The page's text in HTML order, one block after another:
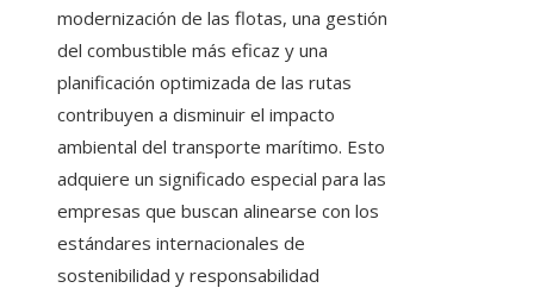
modernización de las flotas, una gestión
del combustible más eficaz y una
planificación optimizada de las rutas
contribuyen a disminuir el impacto
ambiental del transporte marítimo. Esto
adquiere un significado especial para las
empresas que buscan alinearse con los
estándares internacionales de
sostenibilidad y responsabilidad